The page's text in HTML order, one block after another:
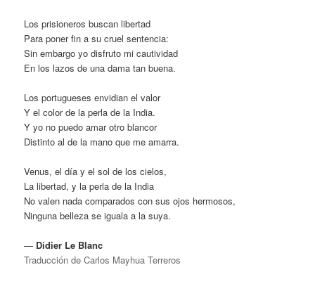
Los prisioneros buscan libertad
Para poner fin a su cruel sentencia:
Sin embargo yo disfruto mi cautividad
En los lazos de una dama tan buena.
Los portugueses envidian el valor
Y el color de la perla de la India.
Y yo no puedo amar otro blancor
Distinto al de la mano que me amarra.
Venus, el día y el sol de los cielos,
La libertad, y la perla de la India
No valen nada comparados con sus ojos hermosos,
Ninguna belleza se iguala a la suya.
— Didier Le Blanc
Traducción de Carlos Mayhua Terreros